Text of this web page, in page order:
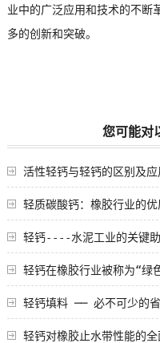
业中的广泛应用和技术的不断
多的创新和突破。
您可能对
活性轻钙与轻钙的区别及应
轻质碳酸钙：橡胶行业的
轻钙----水泥工业的关键
轻钙在橡胶行业被称为“绿
轻钙填料 ── 必不可少的
轻钙对橡胶止水带性能的